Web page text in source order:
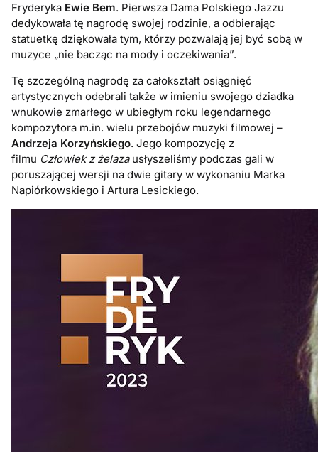
Fryderyka Ewie Bem. Pierwsza Dama Polskiego Jazzu
dedykowała tę nagrodę swojej rodzinie, a odbierając
statuetkę dziękowała tym, którzy pozwalają jej być sobą w
muzyce „nie bacząc na mody i oczekiwania”.
Tę szczególną nagrodę za całokształt osiągnięć
artystycznych odebrali także w imieniu swojego dziadka
wnukowie zmarłego w ubiegłym roku legendarnego
kompozytora m.in. wielu przebojów muzyki filmowej –
Andrzeja Korzyńskiego. Jego kompozycję z
filmu Człowiek z żelazausłyszeliśmy podczas gali w
poruszającej wersji na dwie gitary w wykonaniu Marka
Napiórkowskiego i Artura Lesickiego.